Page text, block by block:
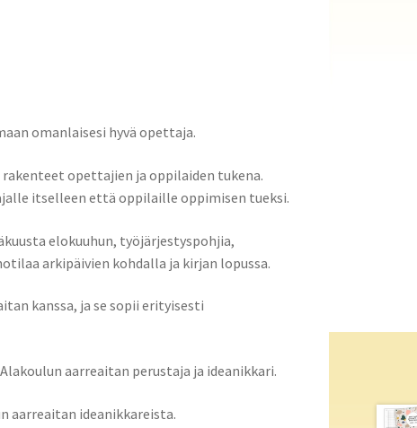
omanlaisesi hyvä opettaja.
opettajien ja oppilaiden tukena.
itselleen että oppilaille oppimisen tueksi.
elokuuhun, työjärjestyspohjia,
arkipäivien kohdalla ja kirjan lopussa.
kanssa, ja se sopii erityisesti
aarreaitan perustaja ja ideanikkari.
aarreaitan ideanikkareista.